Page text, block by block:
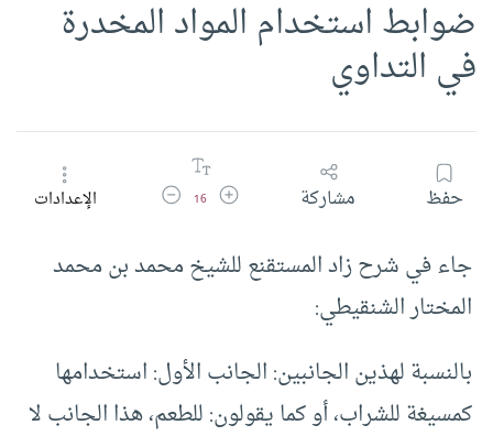
ضوابط استخدام المواد المخدرة
في التداوي
حفظ مشاركة زيادة حجم الخط
16 تقليل حجم الخطالإعدادات
جاء في شرح زاد المستقنع للشيخ محمد بن محمد
المختار الشنقيطي:
بالنسبة لهذين الجانبين: الجانب الأول: استخدامها
كمسيغة للشراب، أو كما يقولون: للطعم، هذا الجانب لا